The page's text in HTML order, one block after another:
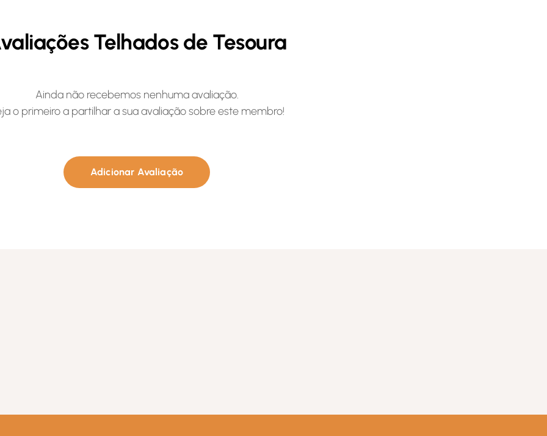
Telhados de Tesoura
Ainda não recebemos nenhuma avaliação.
o primeiro a partilhar a sua avaliação sobre este membro!
Adicionar Avaliação